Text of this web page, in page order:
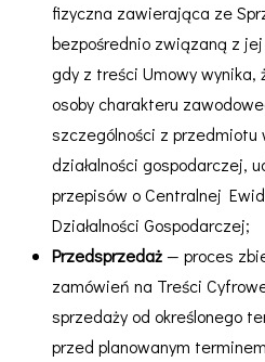
fizyczna zawierająca ze
bezpośrednio związaną z
gdy z treści Umowy
osoby charakteru
szczególności z przedmiotu
działalności gospodarczej,
przepisów o Centralnej
Działalności Gospodarczej;
Przedsprzedaż— proces
zamówień na Treści
sprzedaży od określonego
przed planowanym